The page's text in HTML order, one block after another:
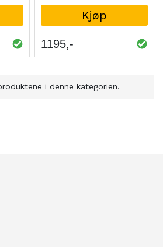
Kjøp
1195
i denne kategorien.